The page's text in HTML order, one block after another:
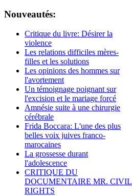
Nouveautés:
Critique du livre: Désirer la
violence
Les relations difficiles mères-
filles et les solutions
Les opinions des hommes sur
l'avortement
Un témoignage poignant sur
l'excision et le mariage forcé
Amnésie suite à une chirurgie
cérébrale
Frida Boccara: L'une des plus
belles voix juives franco-
marocaines
La grossesse durant
l'adolescence
CRITIQUE DU
DOCUMENTAIRE MR. CIVIL
RIGHTS